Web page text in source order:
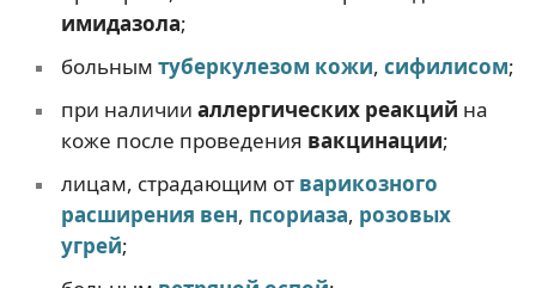
имидазола;
больным туберкулезом кожи, сифилисом;
при наличии аллергических реакций на
коже после проведения вакцинации;
лицам, страдающим от варикозного
расширения вен, псориаза, розовых
угрей;